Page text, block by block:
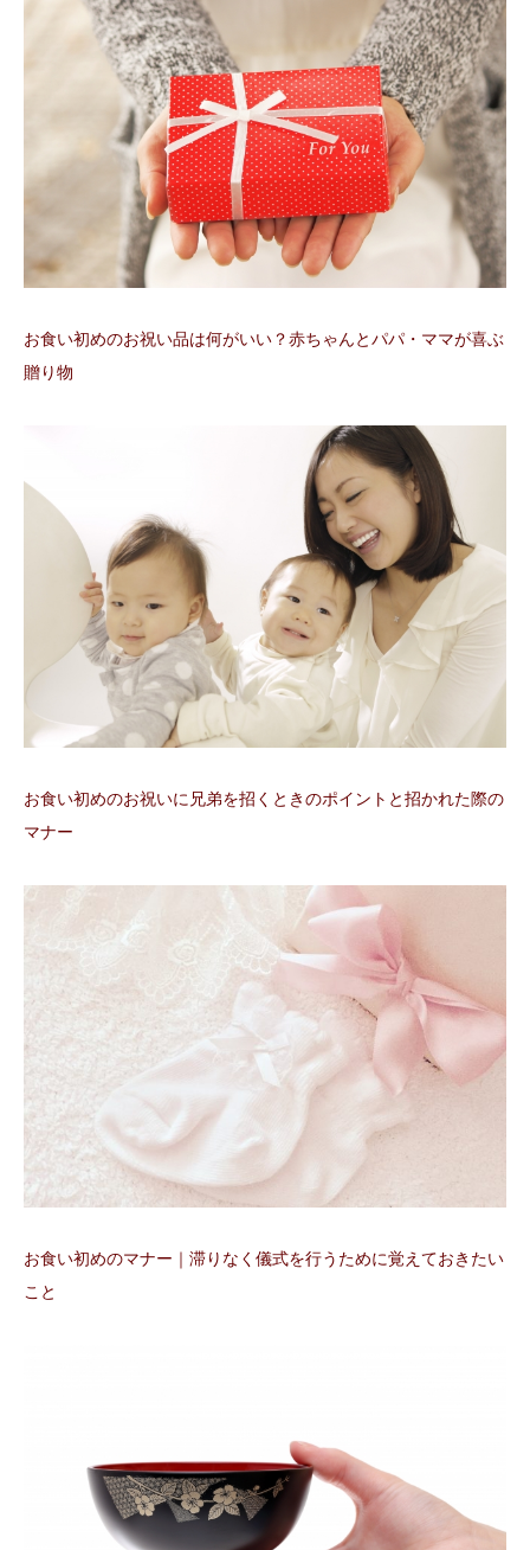
お食い初めのお祝い品は何がいい？赤ちゃんとパパ・ママが喜ぶ
贈り物
お食い初めのお祝いに兄弟を招くときのポイントと招かれた際の
マナー
お食い初めのマナー｜滞りなく儀式を行うために覚えておきたい
こと